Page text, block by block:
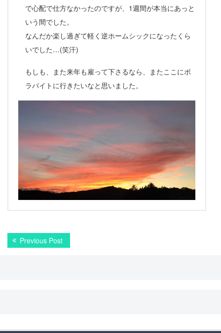
で心配で仕方なかったのですが、1週間が本当にあっと
いう間でした。
なんだか楽し過ぎて軽く逆ホームシックになったくら
いでした…(笑汗)
もしも、また来年も雇って下さるなら、またここにボ
ラバイトに行きたいなと思いました。
投
稿Previous PostPrevious
post: